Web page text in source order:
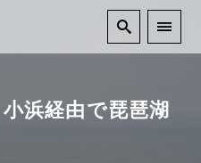
浜経由で琵琶湖